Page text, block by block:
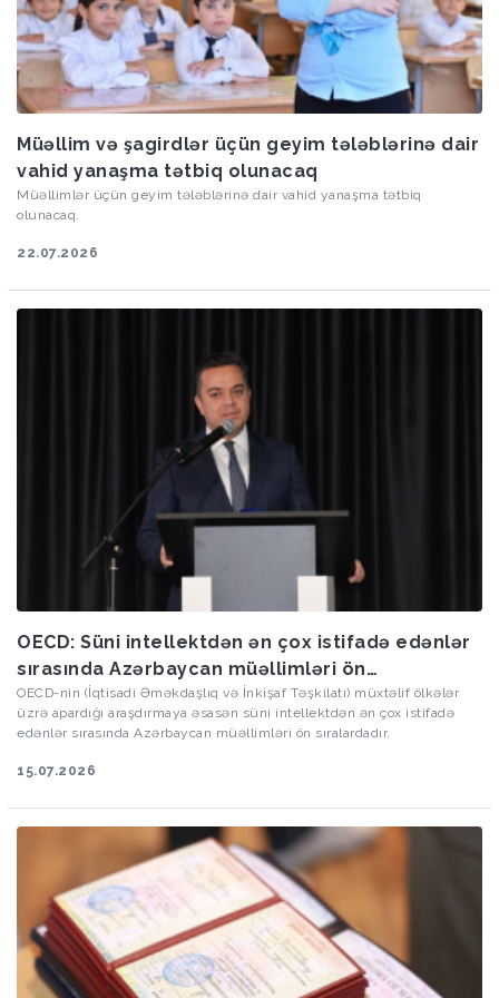
Müəllim və şagirdlər üçün geyim tələblərinə dair
vahid yanaşma tətbiq olunacaq
Müəllimlər üçün geyim tələblərinə dair vahid yanaşma tətbiq
olunacaq.
22.07.2026
OECD: Süni intellektdən ən çox istifadə edənlər
sırasında Azərbaycan müəllimləri ön
sıralardadır
OECD-nin (İqtisadi Əməkdaşlıq və İnkişaf Təşkilatı) müxtəlif ölkələr
üzrə apardığı araşdırmaya əsasən süni intellektdən ən çox istifadə
edənlər sırasında Azərbaycan müəllimləri ön sıralardadır.
15.07.2026